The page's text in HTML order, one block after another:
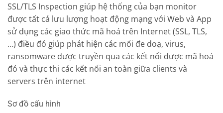
SSL/TLS Inspection giúp hệ thống của bạn monitor
được tất cả lưu lượng hoạt động mạng với Web và App
sử dụng các giao thức mã hoá trên Internet (SSL, TLS,
…) điều đó giúp phát hiện các mối đe doạ, virus,
ransomware được truyền qua các kết nối được mã hoá
đó và thực thi các kết nối an toàn giữa clients và
servers trên internet
Sơ đồ cấu hình